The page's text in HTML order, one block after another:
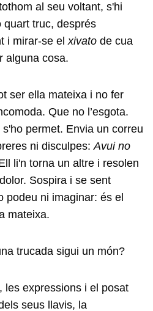
al seu voltant, s'hi
quart truc, després
i mirar-se elxivato de cua
alguna cosa.
ser ella mateixa i no fer
Que no l’esgota.
permet. Envia un correu
ni disculpes:Avui no
li'n torna un altre i resolen
Sospira i se sent
podeu ni imaginar: és el
mateixa.
trucada sigui un món?
les expressions i el posat
seus llavis, la